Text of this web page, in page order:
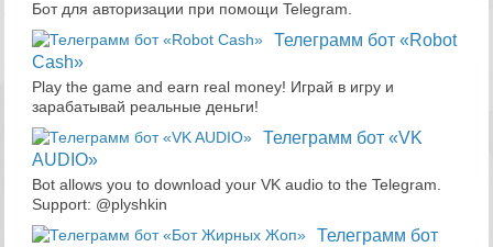
Бот для авторизации при помощи Telegram.
Телеграмм бот «Robot
Cash»
Play the game and earn real money! Играй в игру и
зарабатывай реальные деньги!
Телеграмм бот «VK
AUDIO»
Bot allows you to download your VK audio to the Telegram.
Support: @plyshkin
Телеграмм бот